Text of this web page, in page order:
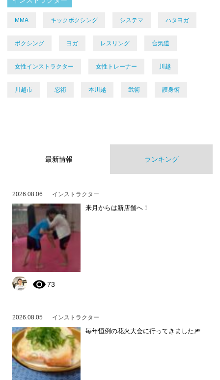
MMA キックボクシング システマ ハタヨガ
ボクシング ヨガ レスリング 合気道
女性インストラクター 女性トレーナー 川越
川越市 忍術 本川越 武術 護身術
最新情報 ランキング
2026.08.06 インストラクター
来月からは新店舗へ！
73
2026.08.05 インストラクター
毎年恒例の花火大会に行ってきました🎆